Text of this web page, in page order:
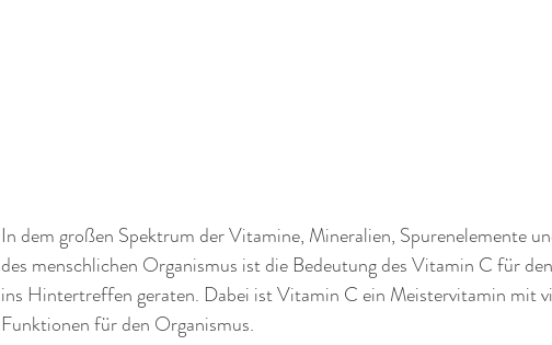
In dem großen Spektrum der Vitamine, Mineralien, Spurenelemente
des menschlichen Organismus ist die Bedeutung des Vitamin C für
ins Hintertreffen geraten. Dabei ist Vitamin C ein Meistervitamin mit
Funktionen für den Organismus.